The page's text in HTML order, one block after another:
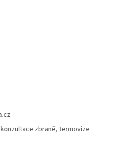
konzultace zbraně, termovize